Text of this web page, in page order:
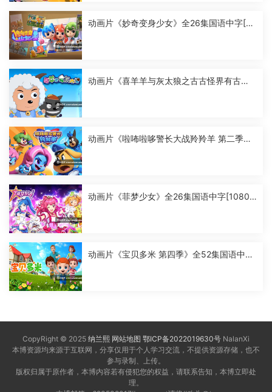
动画片《妙奇变身少女》全26集国语中字[10
动画片《喜羊羊与灰太狼之古古怪界有古
动画片《啦咘啦哆警长大战羚羚羊 第二季》
动画片《菲梦少女》全26集国语中字[1080
动画片《宝贝多米 第四季》全52集国语中字
CopyRight © 2025 纳兰熙 网站地图 鄂ICP备2022019630号 NalanXi
本博资源均来源于互联网，分享仅用于个人学习交流，不提供资源存储，也不
参与录制、上传。
版权归属于原作者，本博内容若有侵犯您的权益，请联系告知，本博立即处
理。